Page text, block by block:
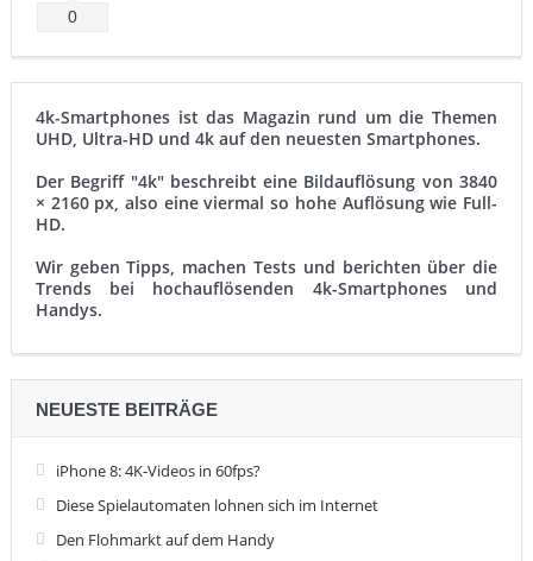
0
4k-Smartphones ist das Magazin rund um die Themen
UHD, Ultra-HD und 4k auf den neuesten Smartphones.
Der Begriff "4k" beschreibt eine Bildauflösung von 3840
× 2160 px, also eine viermal so hohe Auflösung wie Full-
HD.
Wir geben Tipps, machen Tests und berichten über die
Trends bei hochauflösenden 4k-Smartphones und
Handys.
NEUESTE BEITRÄGE
iPhone 8: 4K-Videos in 60fps?
Diese Spielautomaten lohnen sich im Internet
Den Flohmarkt auf dem Handy